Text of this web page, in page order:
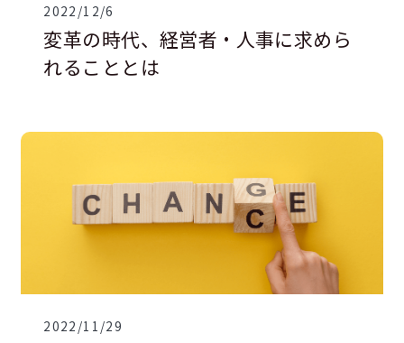
2022/12/6
変革の時代、経営者・人事に求めら
れることとは
2022/11/29